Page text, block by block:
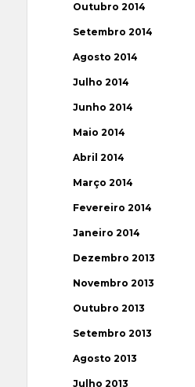
Outubro 2014
Setembro 2014
Agosto 2014
Julho 2014
Junho 2014
Maio 2014
Abril 2014
Março 2014
Fevereiro 2014
Janeiro 2014
Dezembro 2013
Novembro 2013
Outubro 2013
Setembro 2013
Agosto 2013
Julho 2013